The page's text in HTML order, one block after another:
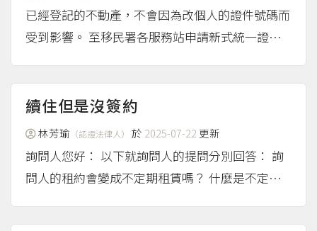
已經登記的不動產，不會因為改個人的證件號碼而
受到影響。 至移民署各服務站申請新式統一證號
及大陸地區人民在臺使用的身分識別碼改「統一證
號」，港澳居民等外籍人士可至移民署各服務站，
臨櫃申請統一證...
（more...）
續住但是沒簽約
林芳瑜 （認證法律人） 於 2025-07-22 更新
詢問人您好： 以下就詢問人的提問分別回答： 詢
問人的租約會變成不定期租賃嗎？ 什麼是不定期
約。 依照民法規定，租約到期後，房東與房客沒